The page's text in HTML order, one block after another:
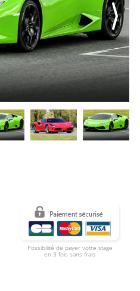
Possibilité de payer votre stage
en 3 fois sans frais